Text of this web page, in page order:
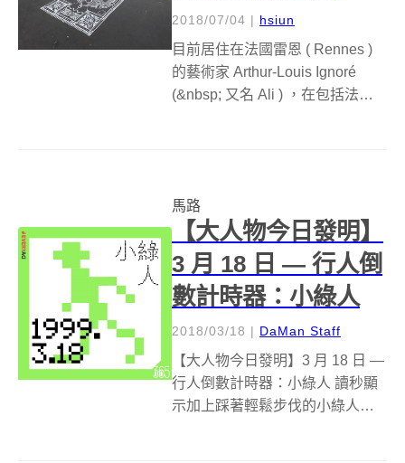
2018/07/04 | hsiun
目前居住在法國雷恩 ( Rennes )
的藝術家 Arthur-Louis Ignoré
(&nbsp; 又名 Ali ) ，在包括法
馬路
【大人物今日發明】
3 月 18 日 — 行人倒
數計時器：小綠人
2018/03/18 | DaMan Staff
【大人物今日發明】3 月 18 日 —
行人倒數計時器：小綠人 讀秒顯
示加上踩著輕鬆步伐的小綠人，